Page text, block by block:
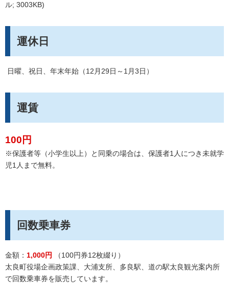
ル; 3003KB)
運休日
日曜、祝日、年末年始（12月29日～1月3日）
運賃
100円
※保護者等（小学生以上）と同乗の場合は、保護者1人につき未就学
児1人まで無料。
回数乗車券
金額： 1,000円
（100円券12枚綴り）
太良町役場企画政策課、大浦支所、多良駅、道の駅太良観光案内所
で回数乗車券を販売しています。